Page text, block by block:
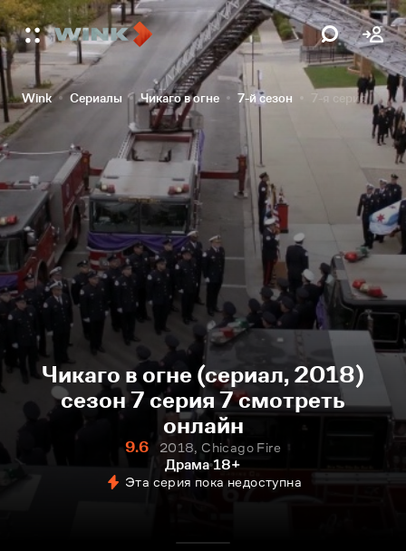
Wink Сериалы Чикаго в огне 7-й сезон 7-я серия
Чикаго в огне (сериал, 2018)
сезон 7 серия 7 смотреть
онлайн
9.6
2018, Chicago Fire
Драма 18+
Эта серия пока недоступна